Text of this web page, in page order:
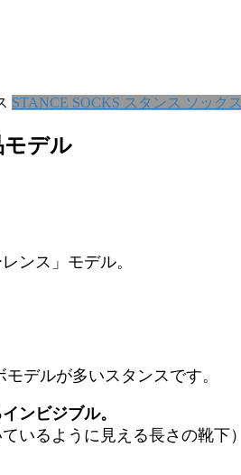
STANCE SOCKS スタンス ソックス
モデル
ンス」モデル。
デルが多いスタンスです。
ンビジブル。
いるように見える長さの靴下）